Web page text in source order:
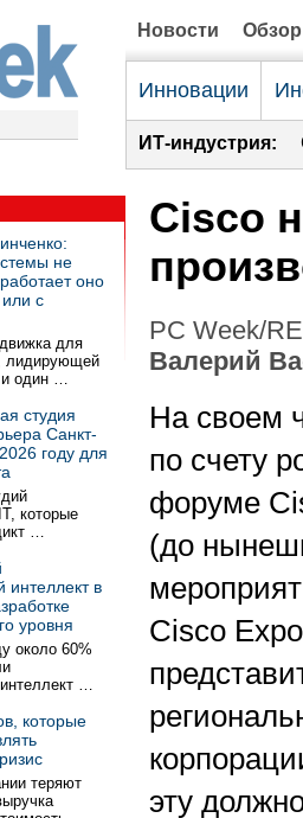
Новости
Инновации
ИТ-индустрия:
не
оно
с
для
лидирующей
и один …
студия
Санкт-
году для
которые
…
интеллект в
уровня
около 60%
…
которые
теряют
Cisco
PC Week/
Валерий
На своем
по счету
форуме
(до
Cisco
эту